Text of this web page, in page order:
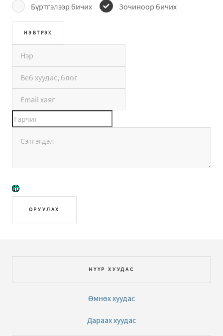
Бүртгэлээр бичих Зочиноор бичих
ОРУУЛАХ
НҮҮР ХУУДАС
Өмнөх хуудас
Дараах хуудас